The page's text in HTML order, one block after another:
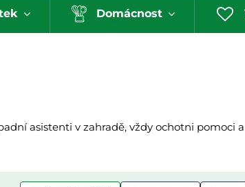
Domácnost
asistenti v zahradě, vždy ochotni pomoci